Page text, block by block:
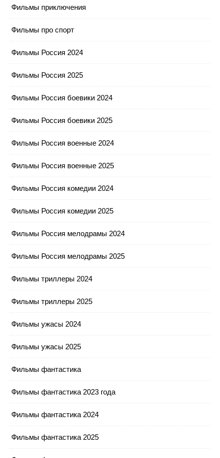
Фильмы приключения
Фильмы про спорт
Фильмы Россия 2024
Фильмы Россия 2025
Фильмы Россия боевики 2024
Фильмы Россия боевики 2025
Фильмы Россия военные 2024
Фильмы Россия военные 2025
Фильмы Россия комедии 2024
Фильмы Россия комедии 2025
Фильмы Россия мелодрамы 2024
Фильмы Россия мелодрамы 2025
Фильмы триллеры 2024
Фильмы триллеры 2025
Фильмы ужасы 2024
Фильмы ужасы 2025
Фильмы фантастика
Фильмы фантастика 2023 года
Фильмы фантастика 2024
Фильмы фантастика 2025